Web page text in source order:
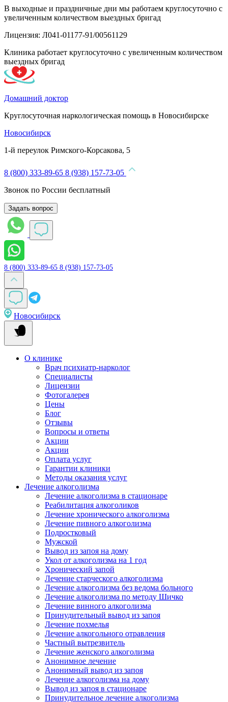
В выходные и праздничные дни мы работаем круглосуточно с
увеличенным количеством выездных бригад
Лицензия: Л041-01177-91/00561129
Клиника работает круглосуточно с увеличенным количеством
выездных бригад
Домашний доктор
Круглосуточная наркологическая помощь в Новосибирске
Новосибирск
1-й переулок Римского-Корсакова, 5
8 (800) 333-89-65 8 (938) 157-73-05
Звонок по России бесплатный
Задать вопрос
8 (800) 333-89-65 8 (938) 157-73-05
Новосибирск
О клинике
Врач психиатр-нарколог
Специалисты
Лицензии
Фотогалерея
Цены
Блог
Отзывы
Вопросы и ответы
Акции
Акции
Оплата услуг
Гарантии клиники
Методы оказания услуг
Лечение алкоголизма
Лечение алкоголизма в стационаре
Реабилитация алкоголиков
Лечение хронического алкоголизма
Лечение пивного алкоголизма
Подростковый
Мужской
Вывод из запоя на дому
Укол от алкоголизма на 1 год
Хронический запой
Лечение старческого алкоголизма
Лечение алкоголизма без ведома больного
Лечение алкоголизма по методу Шичко
Лечение винного алкоголизма
Принудительный вывод из запоя
Лечение похмелья
Лечение алкогольного отравления
Частный вытрезвитель
Лечение женского алкоголизма
Анонимное лечение
Анонимный вывод из запоя
Лечение алкоголизма на дому
Вывод из запоя в стационаре
Принудительное лечение алкоголизма